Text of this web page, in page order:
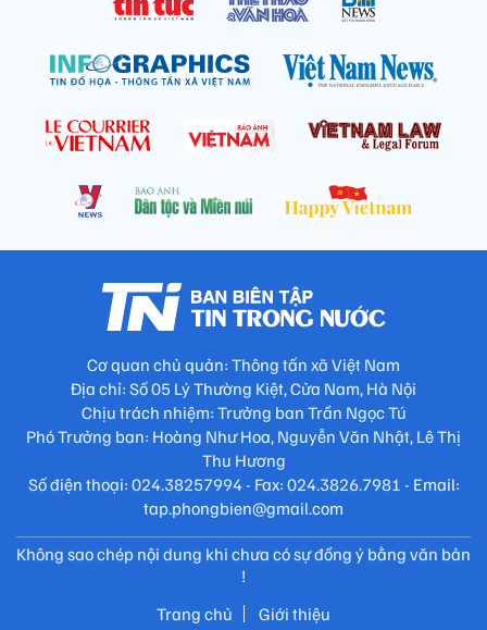
Cơ quan chủ quản: Thông tấn xã Việt Nam
Địa chỉ: Số 05 Lý Thường Kiệt, Cửa Nam, Hà Nội
Chịu trách nhiệm: Trưởng ban Trần Ngọc Tú
Phó Trưởng ban: Hoàng Như Hoa, Nguyễn Văn Nhật, Lê Thị
Thu Hương
Số điện thoại: 024.38257994 - Fax: 024.3826.7981 - Email:
tap.phongbien@gmail.com
Không sao chép nội dung khi chưa có sự đồng ý bằng văn bản
!
Trang chủ
Giới thiệu